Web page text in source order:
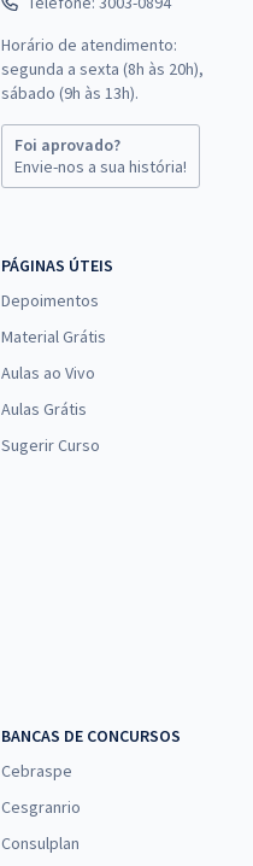
Horário de atendimento:
segunda a sexta (8h às 20h),
sábado (9h às 13h).
Foi aprovado?
Envie-nos a sua história!
PÁGINAS ÚTEIS
Depoimentos
Material Grátis
Aulas ao Vivo
Aulas Grátis
Sugerir Curso
BANCAS DE CONCURSOS
Cebraspe
Cesgranrio
Consulplan